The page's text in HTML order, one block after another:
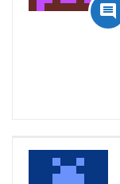
